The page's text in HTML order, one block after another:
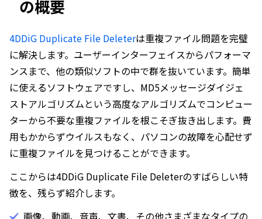
の概要
4DDiG Duplicate File Deleterは重複ファイル問題を完璧
に解決します。ユーザーインターフェイスからパフォーマ
ンスまで、他の類似ソフトの中で群を抜いています。簡単
に使えるソフトウェアですし、MD5メッセージダイジェ
ストアルゴリズムという高度なアルゴリズムでコンピュー
ターから不要な重複ファイルを根こそぎ抜き出します。費
用もかからずウイルスもなく、パソコンの故障を心配せず
に重複ファイルを見つけることができます。
ここからは4DDiG Duplicate File Deleterのすばらしい特
徴を、残らず紹介します。
画像、動画、音声、文書、その他さまざまなタイプの